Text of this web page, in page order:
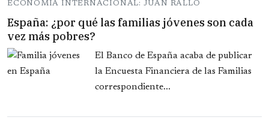
ECONOMIA INTERNACIONAL: JUAN RALLO
España: ¿por qué las familias jóvenes son cada
vez más pobres?
El Banco de España acaba de publicar
la Encuesta Financiera de las Familias
correspondiente...